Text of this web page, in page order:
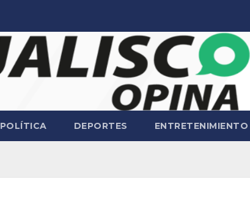
POLÍTICA DEPORTES ENTRETENIMIENTO